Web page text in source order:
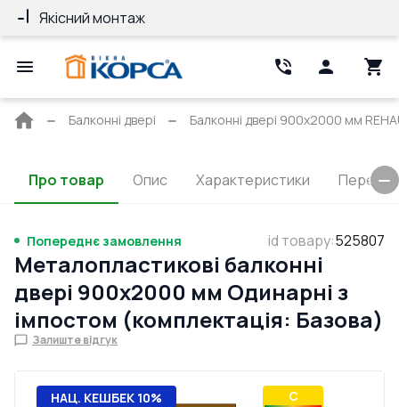
Якісний монтаж
Головна
Балконні двері Балконні двері 900x2000 мм
Про товар Опис Характеристики
Попереднє замовлення id товару:525807
Металопластикові балконні
двері 900x2000 мм Одинарні з
імпостом (комплектація: Базова)
Залиште відгук
НАЦ. КЕШБЕК 10%
C